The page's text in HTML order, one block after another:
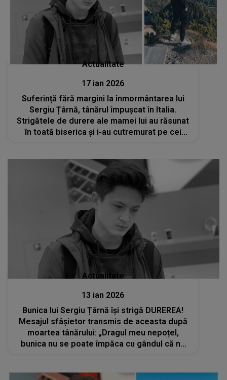
Actualitate
17 ian 2026
Suferință fără margini la înmormântarea lui
Sergiu Țârnă, tânărul împușcat în Italia.
Strigătele de durere ale mamei lui au răsunat
în toată biserica și i-au cutremurat pe cei
Actualitate
13 ian 2026
Bunica lui Sergiu Țârnă își strigă DUREREA!
Mesajul sfâșietor transmis de aceasta după
moartea tânărului: „Dragul meu nepoțel,
bunica nu se poate împăca cu gândul că nu